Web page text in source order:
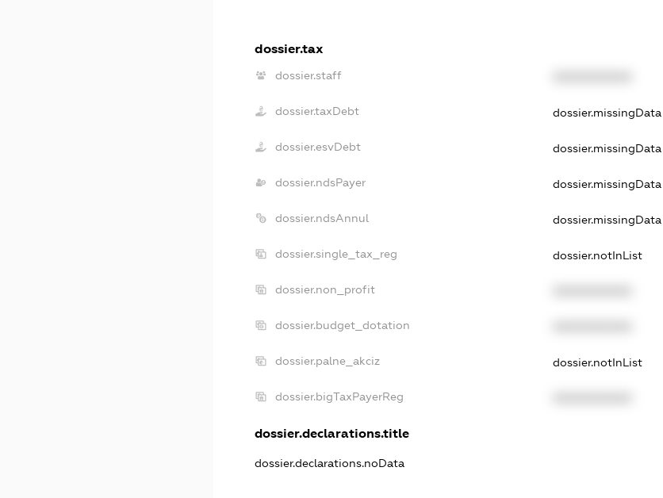
dossier.tax
dossier.staff
dossier.taxDebt dossier.missingData
dossier.esvDebt dossier.missingData
dossier.ndsPayer dossier.missingData
dossier.ndsAnnul dossier.missingData
dossier.single_tax_reg dossier.notInList
dossier.non_profit
dossier.budget_dotation
dossier.palne_akciz dossier.notInList
dossier.bigTaxPayerReg
dossier.declarations.title
dossier.declarations.noData